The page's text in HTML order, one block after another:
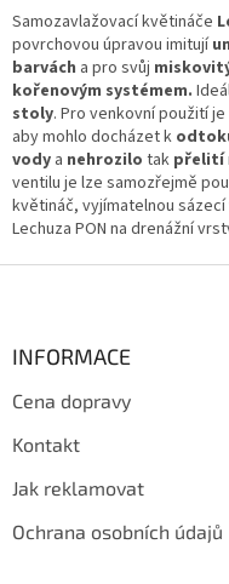
Samozavlažovací květináče
povrchovou úpravou imitují
barvách a pro svůj
kořenovým systémem.
stoly. Pro venkovní použití
aby mohlo docházet k
vody a nehrozilo tak přelití
ventilu je lze samozřejmě
květináč, vyjímatelnou
Lechuza PON na drenážní
INFORMACE
Cena dopravy
Kontakt
Jak reklamovat
Ochrana osobních údajů